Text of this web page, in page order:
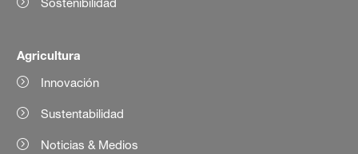
Sostenibilidad
Agricultura
Innovación
Sustentabilidad
Noticias & Medios